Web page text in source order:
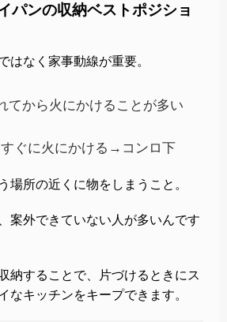
パンの収納ベストポジショ
はなく家事動線が重要。
てから火にかけることが多い
ぐに火にかける→コンロ下
場所の近くに物をしまうこと。
案外できていない人が多いんです
納することで、片づけるときにス
なキッチンをキープできます。